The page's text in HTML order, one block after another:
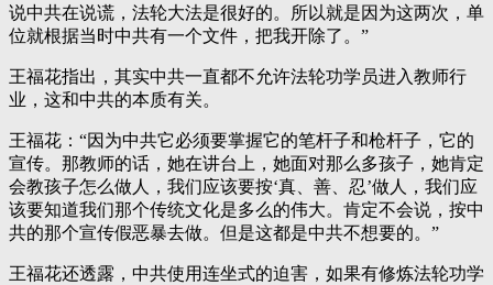
说中共在说谎，法轮大法是很好的。所以就是因为这两次，单
位就根据当时中共有一个文件，把我开除了。”
王福花指出，其实中共一直都不允许法轮功学员进入教师行
业，这和中共的本质有关。
王福花：“因为中共它必须要掌握它的笔杆子和枪杆子，它的
宣传。那教师的话，她在讲台上，她面对那么多孩子，她肯定
会教孩子怎么做人，我们应该要按‘真、善、忍’做人，我们应
该要知道我们那个传统文化是多么的伟大。肯定不会说，按中
共的那个宣传假恶暴去做。但是这都是中共不想要的。”
王福花还透露，中共使用连坐式的迫害，如果有修炼法轮功学